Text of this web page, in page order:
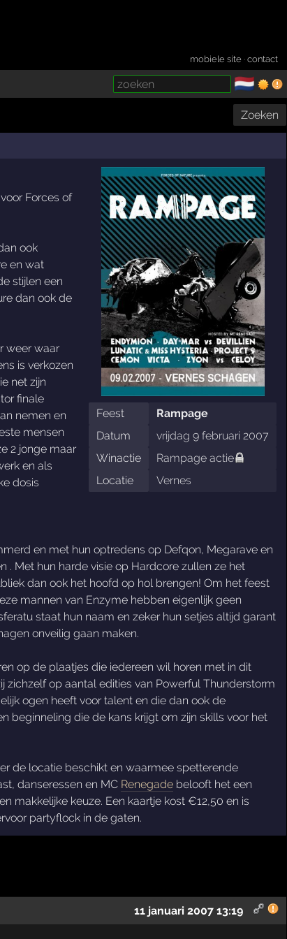
mobiele site ·contact
🇳🇱
Zoeken
Feest
Rampage
Datum
vrijdag 9 februari 2007
Winactie
Rampage actie
Locatie
Vernes
Forces of
ook
en wat
stijlen een
dan ook de
weer waar
is verkozen
net zijn
finale
nemen en
mensen
2 jonge maar
en als
dosis
en met hun optredens op Defqon, Megarave en
Met hun harde visie op Hardcore zullen ze het
dan ook het hoofd op hol brengen! Om het feest
mannen van Enzyme hebben eigenlijk geen
staat hun naam en zeker hun setjes altijd garant
onveilig gaan maken.
op de plaatjes die iedereen wil horen met in dit
op aantal edities van Powerful Thunderstorm
ogen heeft voor talent en die dan ook de
beginneling die de kans krijgt om zijn skills voor het
de locatie beschikt en waarmee spetterende
danseressen en MC Renegadebelooft het een
makkelijke keuze. Een kaartje kost €12,50 en is
partyflock in de gaten.
11 januari 2007 13:19